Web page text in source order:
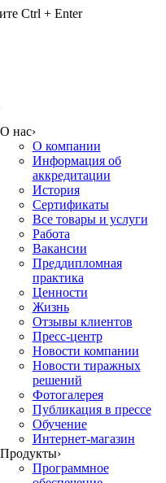
Ctrl + Enter
О нас›
О компании
Информация об
аккредитации
История
Сертификаты
Все товары и услуги
Работа
Вакансии
Преддипломная
практика
Ценности
Жизнь
Отзывы клиентов
Пресс-центр
Новости компании
Новости тиражных
решений
Фотогалерея
Публикация в прессе
Обучение
Интернет-магазин
Продукты›
Программное